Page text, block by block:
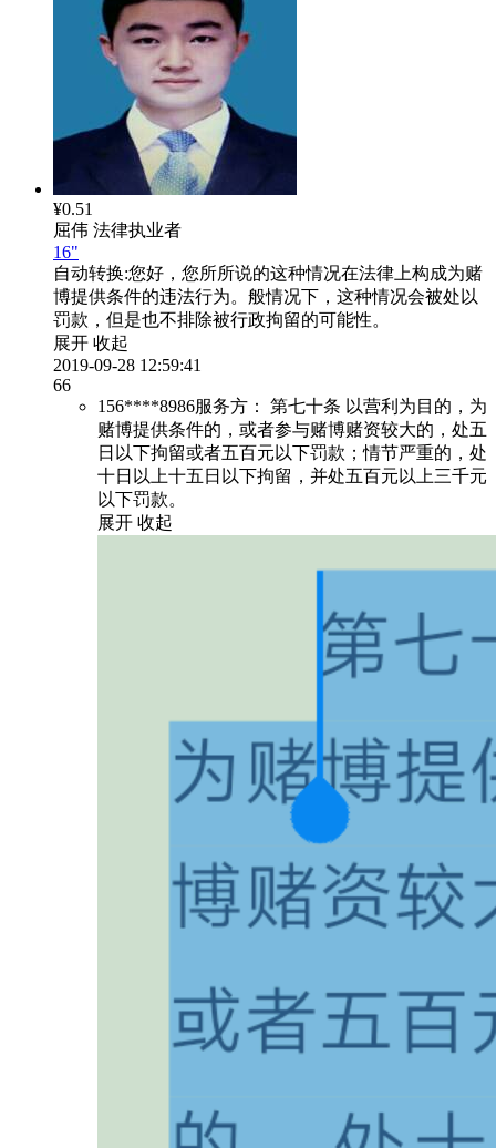
¥0.51
屈伟 法律执业者
16"
自动转换:您好，您所所说的这种情况在法律上构成为赌
博提供条件的违法行为。般情况下，这种情况会被处以
罚款，但是也不排除被行政拘留的可能性。
展开 收起
2019-09-28 12:59:41
66
156****8986服务方：
第七十条 以营利为目的，为
赌博提供条件的，或者参与赌博赌资较大的，处五
日以下拘留或者五百元以下罚款；情节严重的，处
十日以上十五日以下拘留，并处五百元以上三千元
以下罚款。
展开 收起